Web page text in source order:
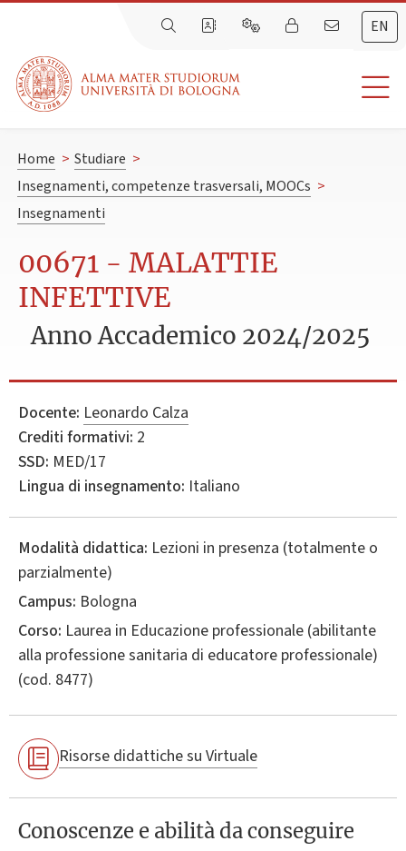
EN
Home > Studiare >
Insegnamenti, competenze trasversali, MOOCs >
Insegnamenti
00671 - MALATTIE
INFETTIVE
Anno Accademico 2024/2025
Docente: Leonardo Calza
Crediti formativi: 2
SSD: MED/17
Lingua di insegnamento: Italiano
Modalità didattica: Lezioni in presenza (totalmente o
parzialmente)
Campus: Bologna
Corso: Laurea in Educazione professionale (abilitante
alla professione sanitaria di educatore professionale)
(cod. 8477)
Risorse didattiche su Virtuale
Conoscenze e abilità da conseguire